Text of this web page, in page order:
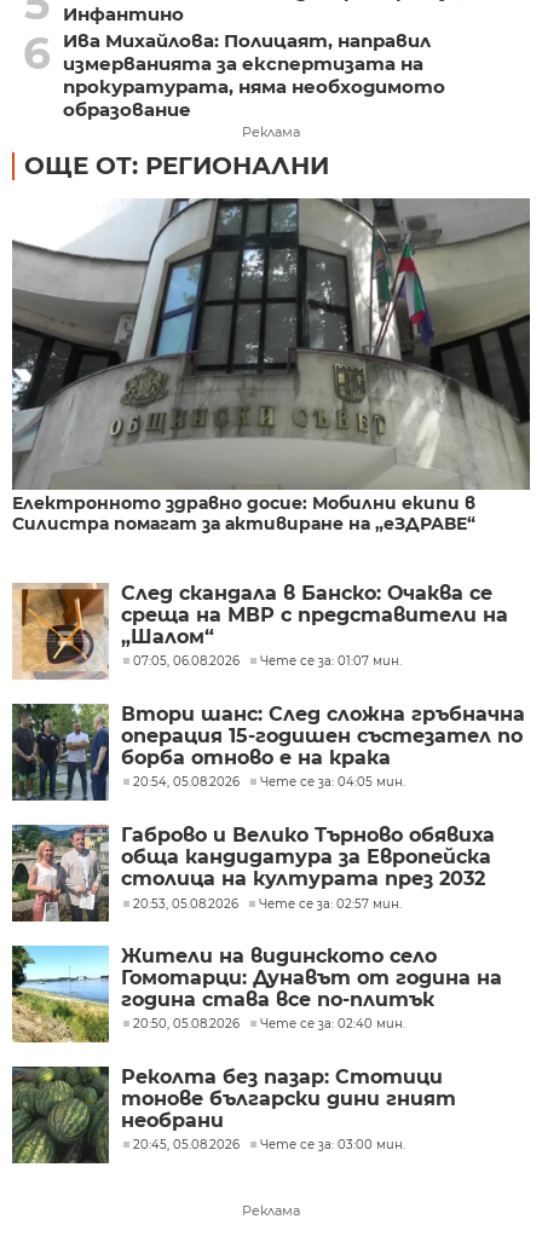
Инфантино
6
Ива Михайлова: Полицаят, направил
измерванията за експертизата на
прокуратурата, няма необходимото
образование
Реклама
ОЩЕ ОТ: РЕГИОНАЛНИ
Електронното здравно досие: Мобилни екипи в
Силистра помагат за активиране на „еЗДРАВЕ“
След скандала в Банско: Очаква се
среща на МВР с представители на
„Шалом“
07:05, 06.08.2026 Чете се за: 01:07 мин.
Втори шанс: След сложна гръбначна
операция 15-годишен състезател по
борба отново е на крака
20:54, 05.08.2026 Чете се за: 04:05 мин.
Габрово и Велико Търново обявиха
обща кандидатура за Европейска
столица на културата през 2032
година
20:53, 05.08.2026 Чете се за: 02:57 мин.
Жители на видинското село
Гомотарци: Дунавът от година на
година става все по-плитък
20:50, 05.08.2026 Чете се за: 02:40 мин.
Реколта без пазар: Стотици
тонове български дини гният
необрани
20:45, 05.08.2026 Чете се за: 03:00 мин.
Реклама